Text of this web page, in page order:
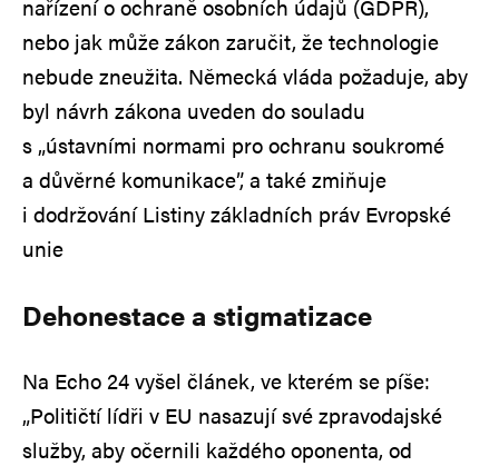
nařízení o ochraně osobních údajů (GDPR),
nebo jak může zákon zaručit, že technologie
nebude zneužita. Německá vláda požaduje, aby
byl návrh zákona uveden do souladu
s „ústavními normami pro ochranu soukromé
a důvěrné komunikace”, a také zmiňuje
i dodržování Listiny základních práv Evropské
unie
Dehonestace a stigmatizace
Na Echo 24 vyšel článek, ve kterém se píše:
„Političtí lídři v EU nasazují své zpravodajské
služby, aby očernili každého oponenta, od